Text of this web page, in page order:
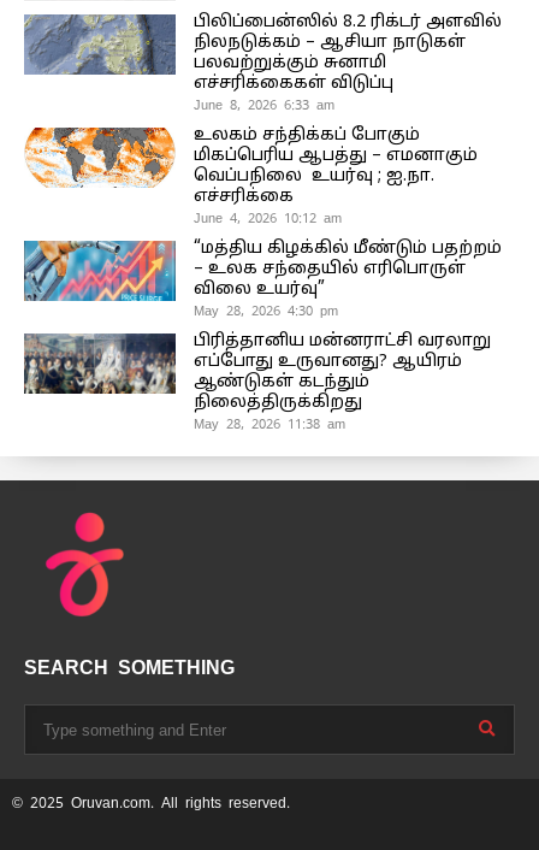
பிலிப்பைன்ஸில் 8.2 ரிக்டர் அளவில்
நிலநடுக்கம் – ஆசியா நாடுகள்
பலவற்றுக்கும் சுனாமி
எச்சரிக்கைகள் விடுப்பு
June 8, 2026 6:33 am
உலகம் சந்திக்கப் போகும்
மிகப்பெரிய ஆபத்து – எமனாகும்
வெப்பநிலை உயர்வு ; ஐ.நா.
எச்சரிக்கை
June 4, 2026 10:12 am
“மத்திய கிழக்கில் மீண்டும் பதற்றம்
– உலக சந்தையில் எரிபொருள்
விலை உயர்வு”
May 28, 2026 4:30 pm
பிரித்தானிய மன்னராட்சி வரலாறு
எப்போது உருவானது? ஆயிரம்
ஆண்டுகள் கடந்தும்
நிலைத்திருக்கிறது
May 28, 2026 11:38 am
SEARCH SOMETHING
© 2025 Oruvan.com. All rights reserved.